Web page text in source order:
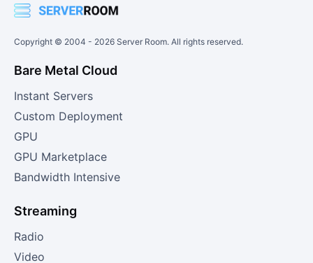
Copyright © 2004 - 2026 Server Room. All rights reserved.
Bare Metal Cloud
Instant Servers
Custom Deployment
GPU
GPU Marketplace
Bandwidth Intensive
Streaming
Radio
Video